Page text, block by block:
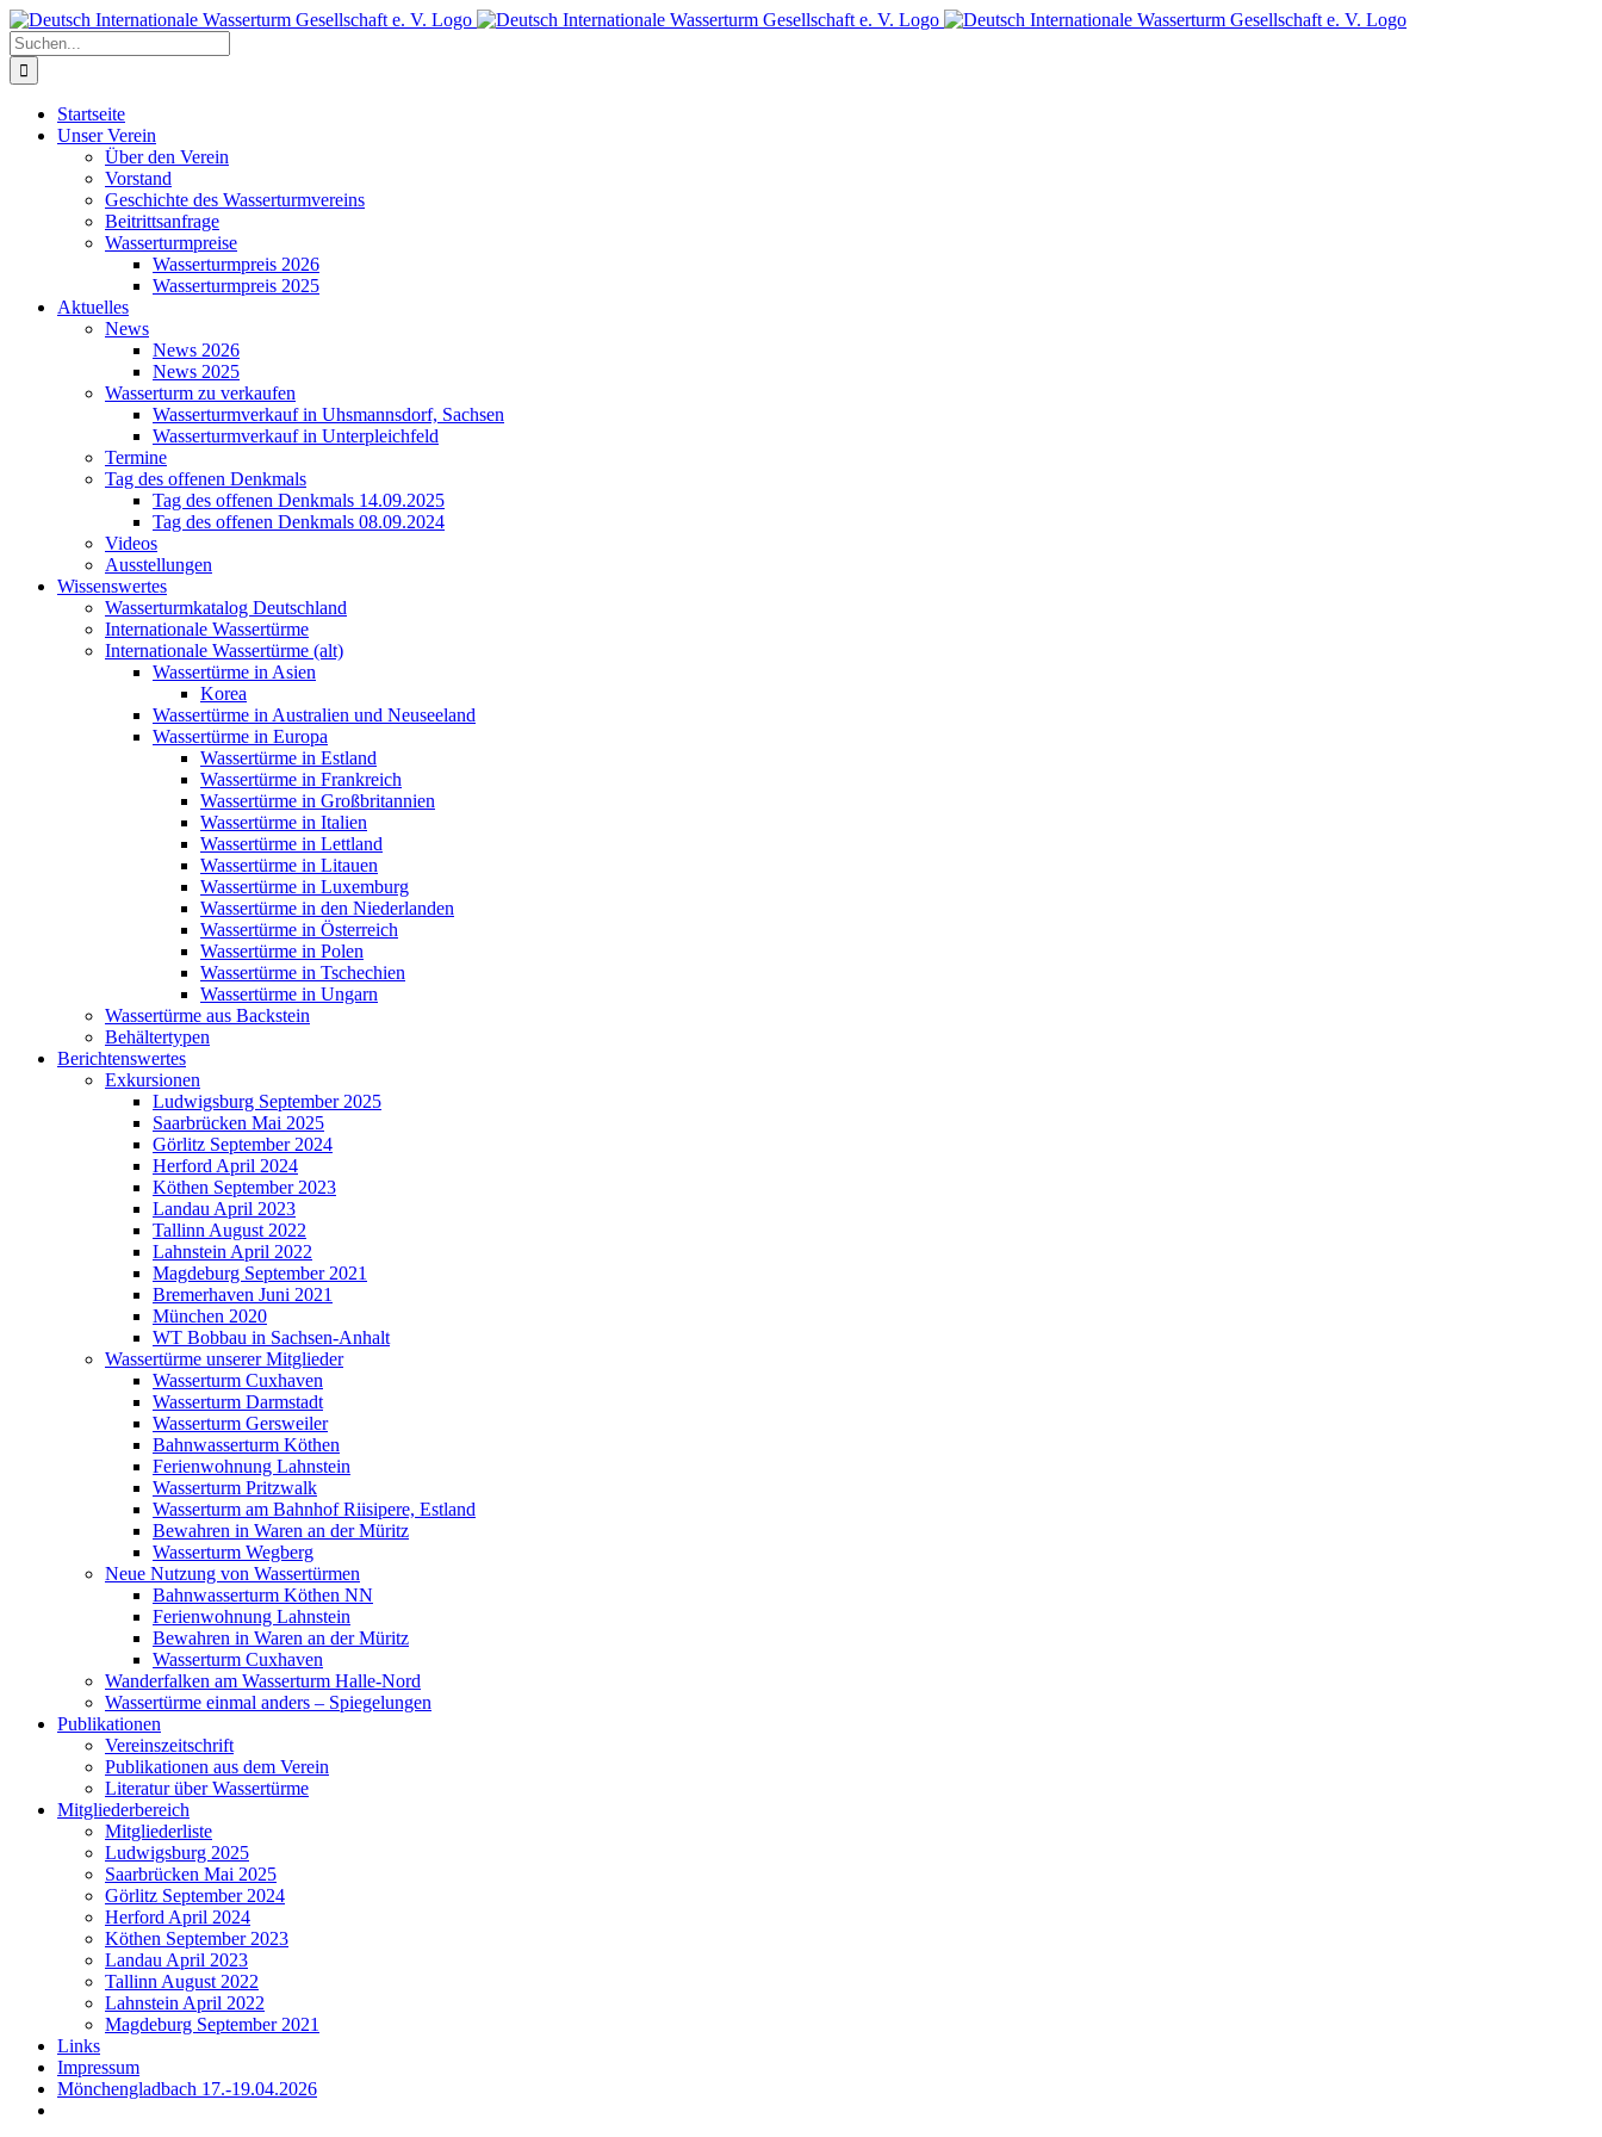
Zum
Inhalt
springen
Suche
nach:
Startseite
Unser Verein
Über den Verein
Vorstand
Geschichte des Wasserturmvereins
Beitrittsanfrage
Wasserturmpreise
Wasserturmpreis 2026
Wasserturmpreis 2025
Aktuelles
News
News 2026
News 2025
Wasserturm zu verkaufen
Wasserturmverkauf in Uhsmannsdorf, Sachsen
Wasserturmverkauf in Unterpleichfeld
Termine
Tag des offenen Denkmals
Tag des offenen Denkmals 14.09.2025
Tag des offenen Denkmals 08.09.2024
Videos
Ausstellungen
Wissenswertes
Wasserturmkatalog Deutschland
Internationale Wassertürme
Internationale Wassertürme (alt)
Wassertürme in Asien
Korea
Wassertürme in Australien und Neuseeland
Wassertürme in Europa
Wassertürme in Estland
Wassertürme in Frankreich
Wassertürme in Großbritannien
Wassertürme in Italien
Wassertürme in Lettland
Wassertürme in Litauen
Wassertürme in Luxemburg
Wassertürme in den Niederlanden
Wassertürme in Österreich
Wassertürme in Polen
Wassertürme in Tschechien
Wassertürme in Ungarn
Wassertürme aus Backstein
Behältertypen
Berichtenswertes
Exkursionen
Ludwigsburg September 2025
Saarbrücken Mai 2025
Görlitz September 2024
Herford April 2024
Köthen September 2023
Landau April 2023
Tallinn August 2022
Lahnstein April 2022
Magdeburg September 2021
Bremerhaven Juni 2021
München 2020
WT Bobbau in Sachsen-Anhalt
Wassertürme unserer Mitglieder
Wasserturm Cuxhaven
Wasserturm Darmstadt
Wasserturm Gersweiler
Bahnwasserturm Köthen
Ferienwohnung Lahnstein
Wasserturm Pritzwalk
Wasserturm am Bahnhof Riisipere, Estland
Bewahren in Waren an der Müritz
Wasserturm Wegberg
Neue Nutzung von Wassertürmen
Bahnwasserturm Köthen NN
Ferienwohnung Lahnstein
Bewahren in Waren an der Müritz
Wasserturm Cuxhaven
Wanderfalken am Wasserturm Halle-Nord
Wassertürme einmal anders – Spiegelungen
Publikationen
Vereinszeitschrift
Publikationen aus dem Verein
Literatur über Wassertürme
Mitgliederbereich
Mitgliederliste
Ludwigsburg 2025
Saarbrücken Mai 2025
Görlitz September 2024
Herford April 2024
Köthen September 2023
Landau April 2023
Tallinn August 2022
Lahnstein April 2022
Magdeburg September 2021
Links
Impressum
Mönchengladbach 17.-19.04.2026